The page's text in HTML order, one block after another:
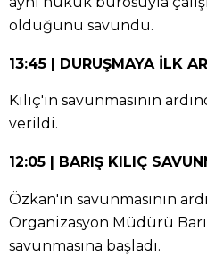
olduğunu savundu.
13:45 | DURUŞMAYA İLK
Kılıç'ın savunmasının
verildi.
12:05 | BARIŞ KILIÇ
Özkan'ın savunmasının
Organizasyon Müdürü
savunmasına başladı.